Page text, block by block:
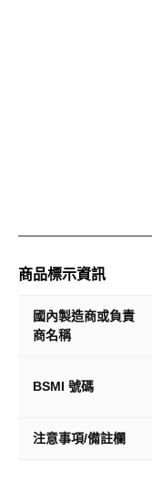
商品標示資訊
國內製造商或負責
商名稱
BSMI 號碼
注意事項/備註欄